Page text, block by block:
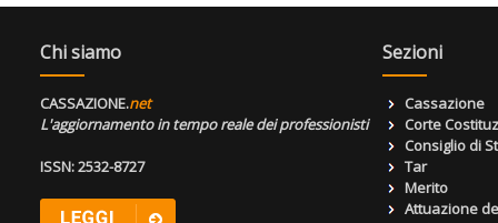
Chi siamo
CASSAZIONE.net
L'aggiornamento in tempo reale dei professionisti
ISSN: 2532-8727
Sezioni
Cassazione
Corte
Consiglio di
Tar
Merito
Attuazione